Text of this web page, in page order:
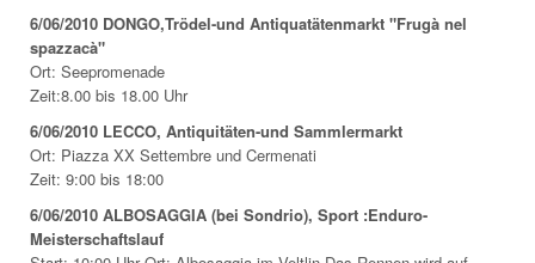
6/06/2010 DONGO,Trödel-und Antiquatätenmarkt "Frugà nel
spazzacà"
Ort: Seepromenade
Zeit:8.00 bis 18.00 Uhr
6/06/2010 LECCO, Antiquitäten-und Sammlermarkt
Ort: Piazza XX Settembre und Cermenati
Zeit: 9:00 bis 18:00
6/06/2010 ALBOSAGGIA (bei Sondrio), Sport :Enduro-
Meisterschaftslauf